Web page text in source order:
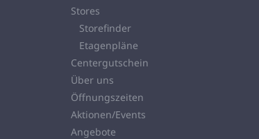
Stores
Storefinder
Etagenpläne
Centergutschein
Über uns
Öffnungszeiten
Aktionen/Events
Angebote